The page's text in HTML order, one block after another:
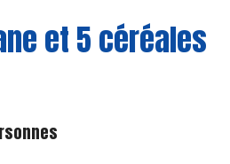
et 5 céréales